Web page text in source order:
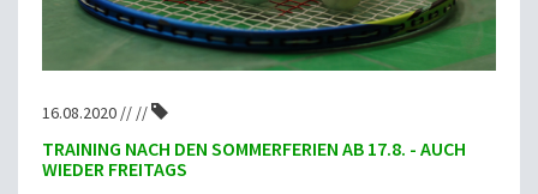
16.08.2020 // //
TRAINING NACH DEN SOMMERFERIEN AB 17.8. - AUCH
WIEDER FREITAGS